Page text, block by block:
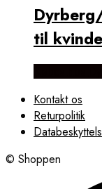
til
Kontakt os
Returpolitik
© Shoppen